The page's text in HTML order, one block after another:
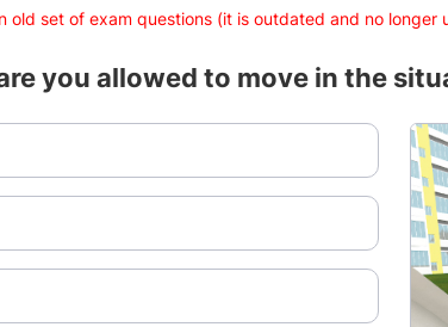
old set of exam questions (it is outdated and no longer
you allowed to move in the